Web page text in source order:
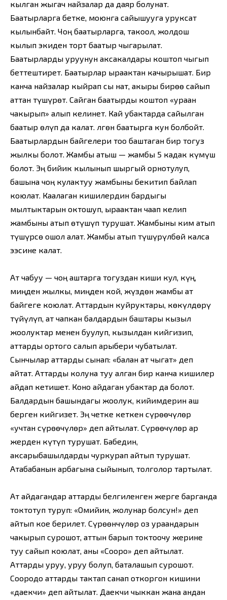
кылган жыгач найзалар да даяр болунат.
Баатырларга бетке, моюнга сайышууга уруксат
кылынбайт. Чоң баатырларга, такоол, жолдош
кылып экиден торт баатыр чыгарылат.
Баатырларды уруунун аксакалдары коштоп чыгып
беттештирет. Баатырлар ыраактан качырышат. Бир
канча найзалар кыйрап сы нат, акыры бирөө сайып
аттан түшүрөт. Сайган баатырды коштоп «ураан
чакырып» алып келинет. Кай убактарда сайылган
баатыр өлүп да калат. Өлгөн баатырга кун болбойт.
Баатырлардын байгелери тоо баштаган бир тогуз
жылкы болот. Жамбы атыш — жамбы 5 кадак күмүш
болот. Эң бийик кылынып шыргый орнотулуп,
башына чоң кулактуу жамбыны бекитип байлап
коюлат. Каалаган кишилердин бардыгы
мылтыктарын октошуп, ыраактан чаап келип
жамбыны атып өтүшүп турушат. Жамбыны ким атып
түшүрсө ошол алат. Жамбы атып түшүрүлбөй калса
ээсине калат.
Ат чабуу — чоң аштарга тогуздан киши кул, күң,
миңден жылкы, миңден кой, жүздөн жамбы ат
байгеге коюлат. Аттардын куйруктары, көкүлдөрү
түйүлүп, ат чапкан балдардын баштары кызыл
жоолуктар менен буулуп, кызылдан кийгизип,
аттарды ортого салып арыбери чубатылат.
Сынчылар аттарды сынап: «балан ат чыгат» деп
айтат. Аттарды колуна туу алган бир канча кишилер
айдап кетишет. Коно айдаган убактар да болот.
Балдардын башындагы жоолук, кийимдерин аш
берген кийгизет. Эң четке кеткен сүрөөчүлөр
«учтан сүрөөчүлөр» деп айтылат. Сүрөөчүлөр ар
жерден күтүп турушат. Бабедин,
аксарыбашылдарды чуркурап айтып турушат.
Атабабанын арбагына сыйынып, толголор тартылат.
Ат айдагандар аттарды белгиленген жерге барганда
токтотуп туруп: «Омийин, жолунар болсун!» деп
айтып кое берилет. Сүрөөнчүлөр оз ураандарын
чакырып сурошот, аттын барып токтоочу жерине
туу сайып коюлат, аны «Сооро» деп айтылат.
Аттарды уруу, уруу болуп, баталашып сурошот.
Соородо аттарды тактап санап откоргон кишини
«даекчи» деп айтылат. Даекчи чыккан жана андан